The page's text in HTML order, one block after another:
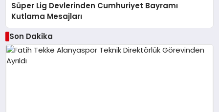
Süper Lig Devlerinden Cumhuriyet Bayramı
Kutlama Mesajları
Son Dakika